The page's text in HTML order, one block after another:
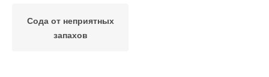
Сода от неприятных
запахов